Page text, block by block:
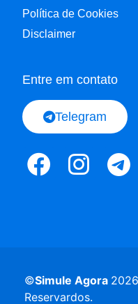
Política de Cookies
Disclaimer
Entre em contato
Telegram
©Simule Agora 2026
Reservardos.